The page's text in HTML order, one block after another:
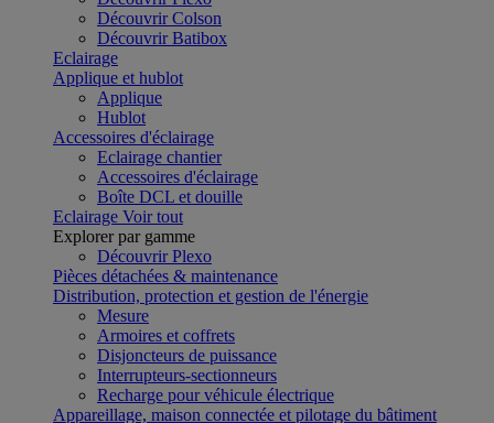
Découvrir Colson
Découvrir Batibox
Eclairage
Applique et hublot
Applique
Hublot
Accessoires d'éclairage
Eclairage chantier
Accessoires d'éclairage
Boîte DCL et douille
Eclairage Voir tout
Explorer par gamme
Découvrir Plexo
Pièces détachées & maintenance
Distribution, protection et gestion de l'énergie
Mesure
Armoires et coffrets
Disjoncteurs de puissance
Interrupteurs-sectionneurs
Recharge pour véhicule électrique
Appareillage, maison connectée et pilotage du bâtiment